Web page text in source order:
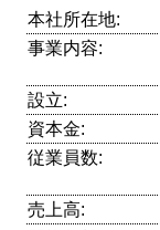
本社所在地:
事業内容:
設立:
資本金:
従業員数:
売上高: